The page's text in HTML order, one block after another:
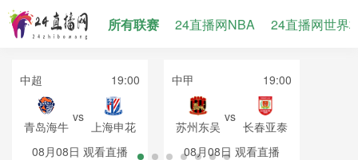
所有联赛 24直播网NBA 24直播网世界
中超 19:00
青岛海牛
vs
上海申花
08月08日 观看直播
中甲 19:00
苏州东吴
vs
长春亚泰
08月08日 观看直播